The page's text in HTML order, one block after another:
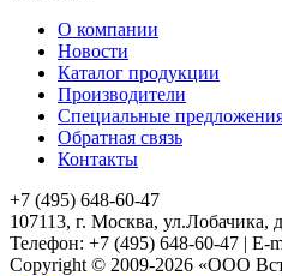
О компании
Новости
Каталог продукции
Производители
Специальные
Обратная связь
Контакты
+7 (495) 648-60-47
107113, г. Москва, ул.Лобачика,
Телефон: +7 (495) 648-60-47 | E-
Copyright © 2009-2026 «ООО